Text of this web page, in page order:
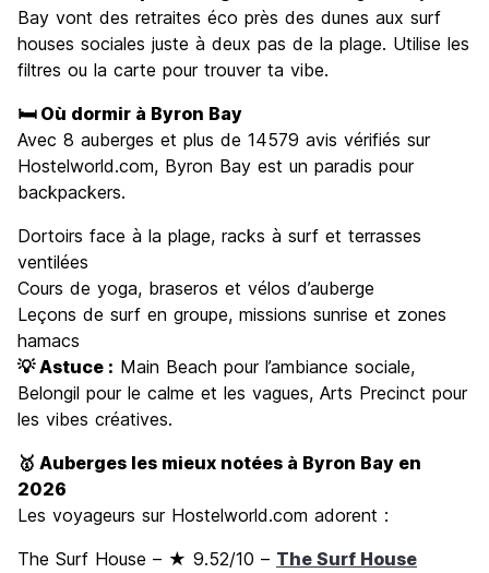
Bay vont des retraites éco près des dunes aux surf
houses sociales juste à deux pas de la plage. Utilise les
filtres ou la carte pour trouver ta vibe.
🛏️ Où dormir à Byron Bay
Avec 8 auberges et plus de 14579 avis vérifiés sur
Hostelworld.com, Byron Bay est un paradis pour
backpackers.
Dortoirs face à la plage, racks à surf et terrasses
ventilées
Cours de yoga, braseros et vélos d’auberge
Leçons de surf en groupe, missions sunrise et zones
hamacs
💡 Astuce : Main Beach pour l’ambiance sociale,
Belongil pour le calme et les vagues, Arts Precinct pour
les vibes créatives.
🥇 Auberges les mieux notées à Byron Bay en
2026
Les voyageurs sur Hostelworld.com adorent :
The Surf House – ★ 9.52/10 – The Surf House